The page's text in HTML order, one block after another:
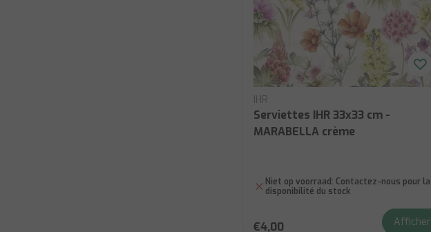
IHR
Serviettes IHR 33x33 cm -
MARABELLA crème
Niet op voorraad: Contactez-nous pour la
disponibilité du stock
€4,00 Afficher